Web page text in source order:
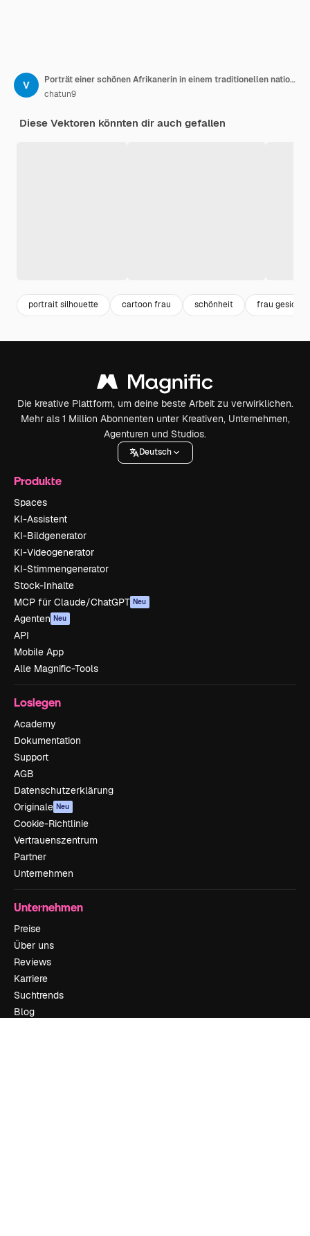
Porträt einer schönen Afrikanerin in einem traditionellen nationalen Turban. Abbildung, Vektor
chatun9
Diese Vektoren könnten dir auch gefallen
portrait silhouette cartoon frau schönheit frau gesicht
Die kreative Plattform, um deine beste Arbeit zu verwirklichen.
Mehr als 1 Million Abonnenten unter Kreativen, Unternehmen,
Agenturen und Studios.
Deutsch
Produkte
Spaces
KI-Assistent
KI-Bildgenerator
KI-Videogenerator
KI-Stimmengenerator
Stock-Inhalte
MCP für Claude/ChatGPT Neu
Agenten Neu
API
Mobile App
Alle Magnific-Tools
Loslegen
Academy
Dokumentation
Support
AGB
Datenschutzerklärung
Originale Neu
Cookie-Richtlinie
Vertrauenszentrum
Partner
Unternehmen
Unternehmen
Preise
Über uns
Reviews
Karriere
Suchtrends
Blog